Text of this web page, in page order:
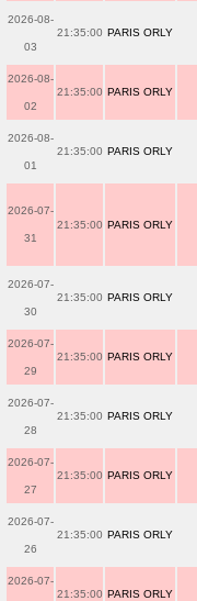
2026-08-
03
21:35:00 PARIS ORLY
2026-08-
02
21:35:00 PARIS ORLY
2026-08-
01
21:35:00 PARIS ORLY
2026-07-
31
21:35:00 PARIS ORLY
2026-07-
30
21:35:00 PARIS ORLY
2026-07-
29
21:35:00 PARIS ORLY
2026-07-
28
21:35:00 PARIS ORLY
2026-07-
27
21:35:00 PARIS ORLY
2026-07-
26
21:35:00 PARIS ORLY
2026-07-
21:35:00 PARIS ORLY